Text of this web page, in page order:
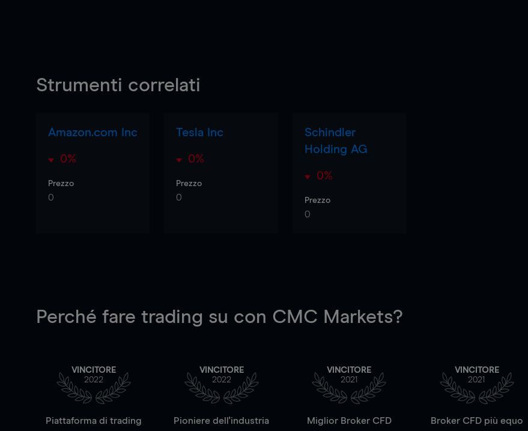
Strumenti correlati
Amazon.com Inc
0%
Prezzo
0
Tesla Inc
0%
Prezzo
0
Schindler
Holding AG
0%
Prezzo
0
Perché fare trading su con CMC Markets?
VINCITORE
2022
Piattaforma di trading
VINCITORE
2022
Pioniere dell'industria
VINCITORE
2021
Miglior Broker CFD
VINCITORE
2021
Broker CFD più equo